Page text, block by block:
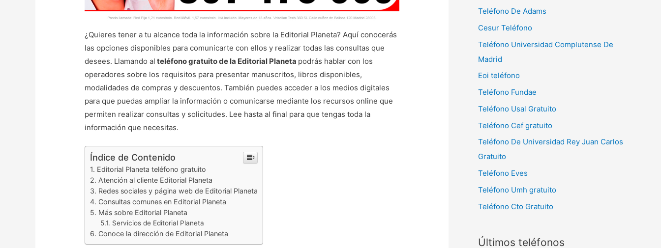
¿Quieres tener a tu alcance toda la información sobre la Editorial Planeta? Aquí conocerás
las opciones disponibles para comunicarte con ellos y realizar todas las consultas que
desees. Llamando al teléfono gratuito de la Editorial Planeta podrás hablar con los
operadores sobre los requisitos para presentar manuscritos, libros disponibles,
modalidades de compras y descuentos. También puedes acceder a los medios digitales
para que puedas ampliar la información o comunicarse mediante los recursos online que
permiten realizar consultas y solicitudes. Lee hasta al final para que tengas toda la
información que necesitas.
Índice de Contenido
Editorial Planeta teléfono gratuito
Atención al cliente Editorial Planeta
Redes sociales y página web de Editorial Planeta
Consultas comunes en Editorial Planeta
Más sobre Editorial Planeta
Servicios de Editorial Planeta
Conoce la dirección de Editorial Planeta
Teléfono De Adams
Cesur Teléfono
Teléfono Universidad Complutense De
Madrid
Eoi teléfono
Teléfono Fundae
Teléfono Usal Gratuito
Teléfono Cef gratuito
Teléfono De Universidad Rey Juan Carlos
Gratuito
Teléfono Eves
Teléfono Umh gratuito
Teléfono Cto Gratuito
Últimos teléfonos